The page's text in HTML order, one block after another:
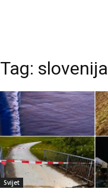
Tag: slovenija
Svijet